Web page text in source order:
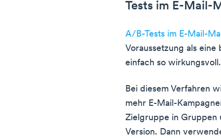
Tests im E-Mail-
A/B-Tests im E-Mail-
Voraussetzung als eine
einfach so
Bei diesem Verfahren
mehr E-Mail-
Zielgruppe in Gruppen
Version. Dann